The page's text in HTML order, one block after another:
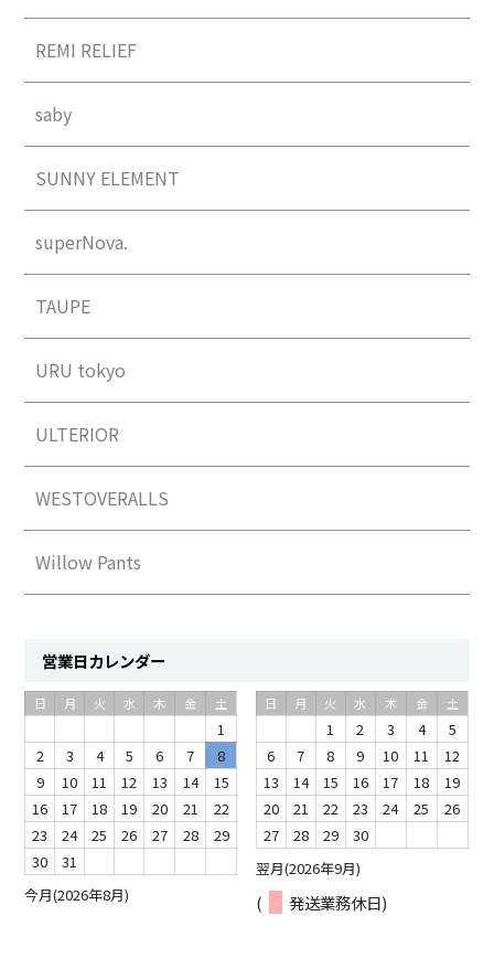
REMI RELIEF
saby
SUNNY ELEMENT
superNova.
TAUPE
URU tokyo
ULTERIOR
WESTOVERALLS
Willow Pants
営業日カレンダー
今月(2026年8月)
日 月 火 水 木 金 土
1
2
3 4 5 6 7
8
9
10 11 12 13 14
15
16
17 18 19 20 21
22
23
24 25 26 27 28
29
30
31 翌月(2026年9月)
日 月 火 水 木 金 土
1 2 3 4
5
6
7 8 9 10 11
12
13
14 15 16 17 18
19
20
21 22 23 24 25
26
27
28 29 30
( 発送業務休日)